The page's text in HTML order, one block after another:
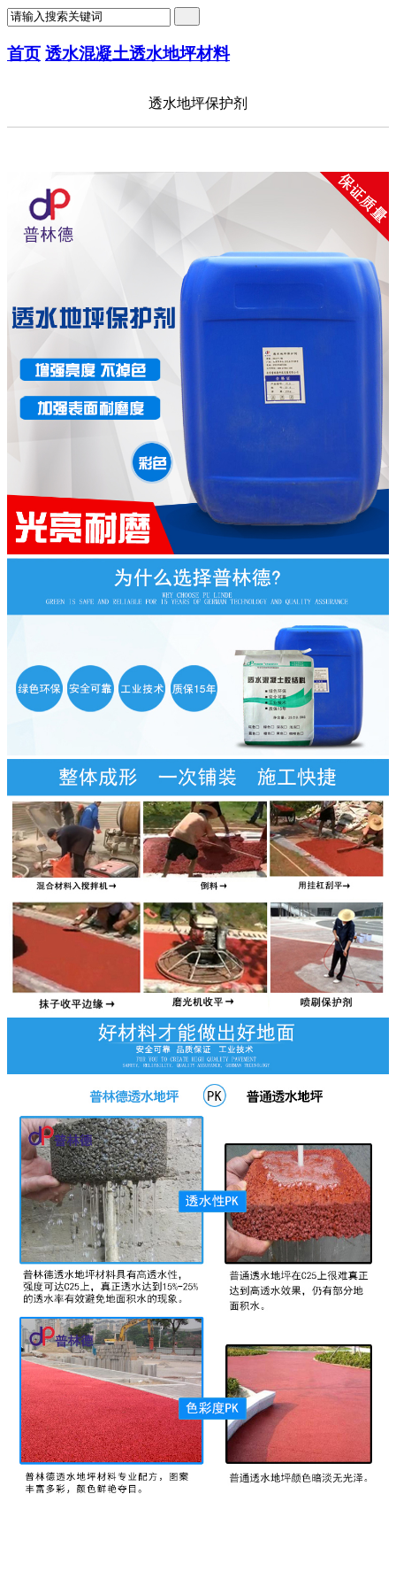
首页 透水混凝土透水地坪材料
透水地坪保护剂